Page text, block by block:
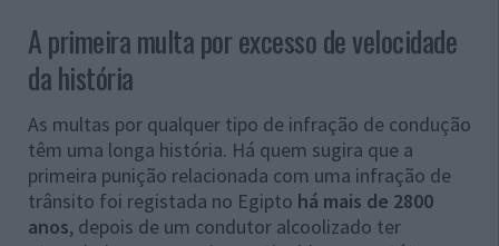
A primeira multa por excesso de velocidade
da história
As multas por qualquer tipo de infração de condução
têm uma longa história. Há quem sugira que a
primeira punição relacionada com uma infração de
trânsito foi registada no Egipto há mais de 2800
anos, depois de um condutor alcoolizado ter